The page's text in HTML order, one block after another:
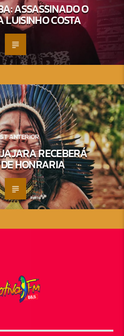
ASSASSINADO O
LUISINHO COSTA
ANTERIOR
RECEBERÁ
HONRARIA